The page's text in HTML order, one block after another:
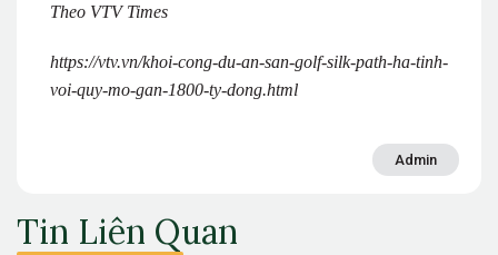
Theo VTV Times
https://vtv.vn/khoi-cong-du-an-san-golf-silk-path-ha-tinh-
voi-quy-mo-gan-1800-ty-dong.html
Admin
Tin Liên Quan